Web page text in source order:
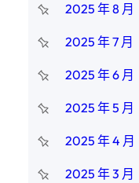
2025 年 8 月
2025 年 7 月
2025 年 6 月
2025 年 5 月
2025 年 4 月
2025 年 3 月